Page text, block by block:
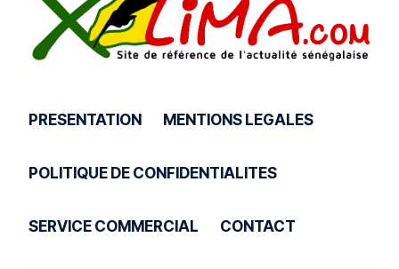
PRESENTATION MENTIONS LEGALES
POLITIQUE DE CONFIDENTIALITES
SERVICE COMMERCIAL CONTACT